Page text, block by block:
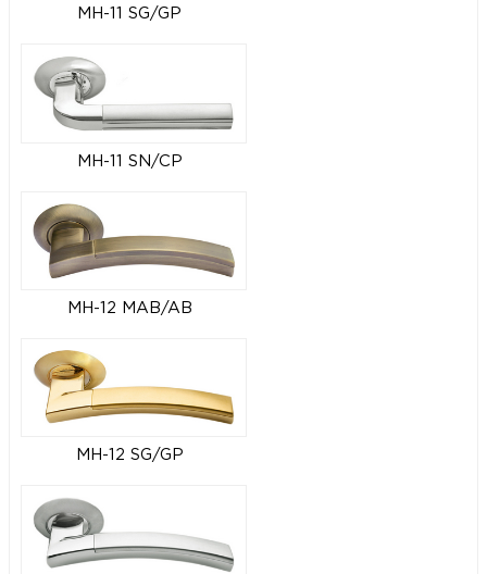
MH-11 SG/GP
MH-11 SN/CP
MH-12 MAB/AB
MH-12 SG/GP